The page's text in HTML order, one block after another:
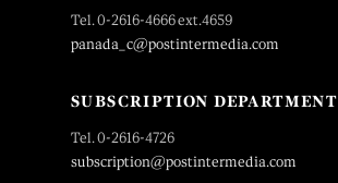
Tel. 0-2616-4666 ext.4659
panada_c@postintermedia.com
SUBSCRIPTION DEPARTMENT
Tel. 0-2616-4726
subscription@postintermedia.com